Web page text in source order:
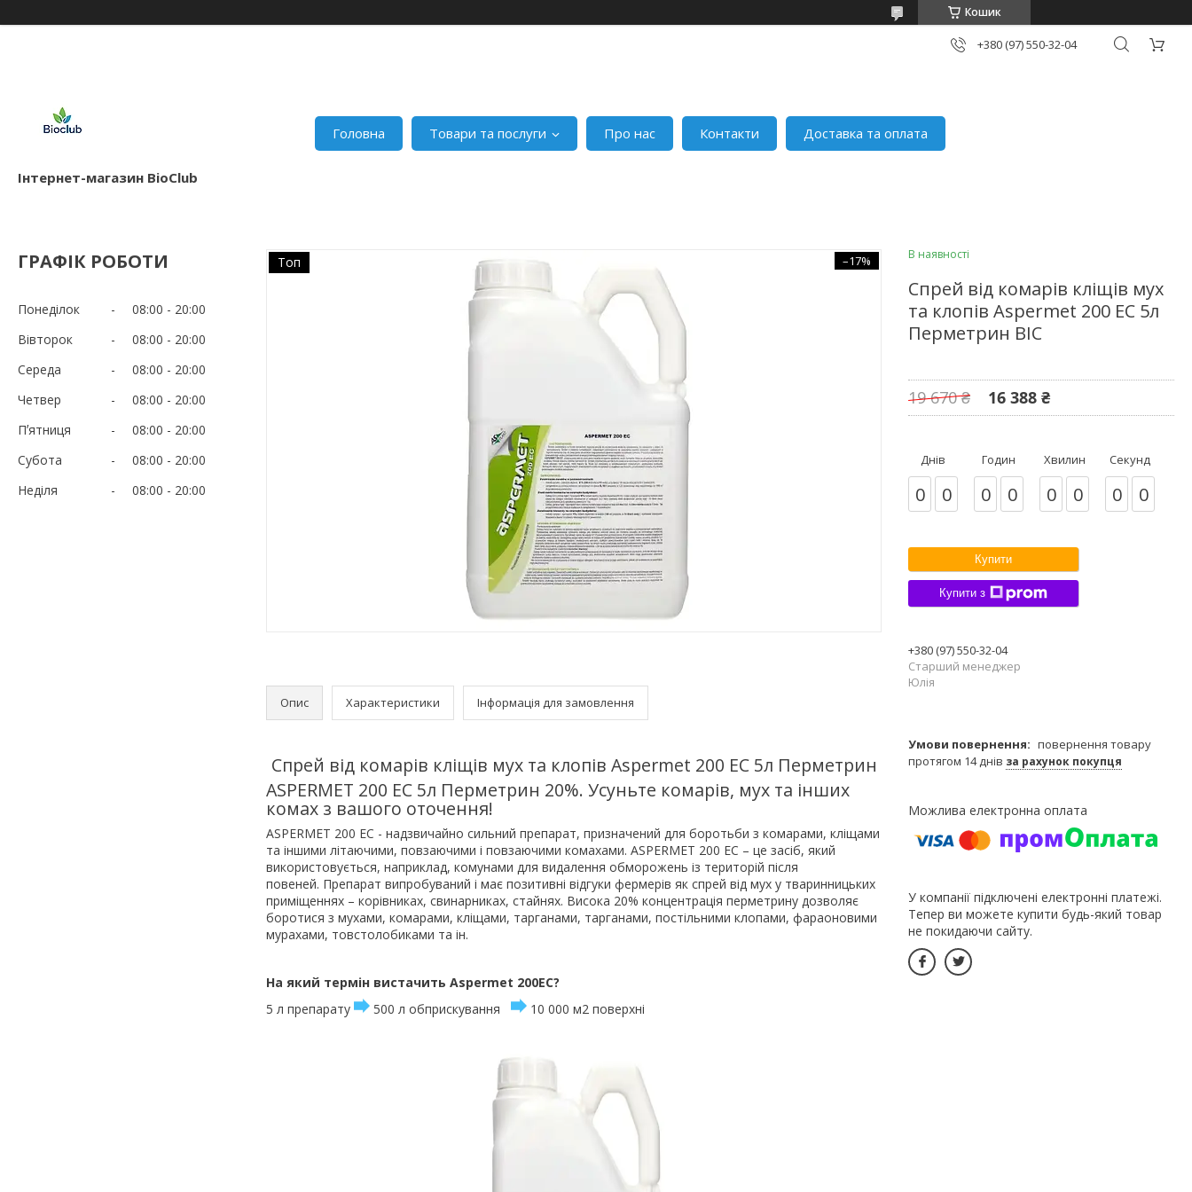
Кошик
+380 (97) 550-32-04
Інтернет-магазин BioClub
Головна Товари та послуги Про нас Контакти Доставка та оплата
ГРАФІК РОБОТИ
Понеділок 08:00
20:00
Вівторок
08:00
20:00
Середа
08:00
20:00
Четвер
08:00
20:00
Пʼятниця
08:00
20:00
Субота
08:00
20:00
Неділя
08:00 20:00
Топ –17%
Опис Характеристики Інформація для замовлення
Спрей від комарів кліщів мух та клопів Aspermet 200 EC 5л Перметрин
ASPERMET 200 EC 5л Перметрин 20%. Усуньте комарів, мух та інших
комах з вашого оточення!
ASPERMET 200 EC - надзвичайно сильний препарат, призначений для боротьби з комарами, кліщами
та іншими літаючими, повзаючими і повзаючими комахами. ASPERMET 200 EC – це засіб, який
використовується, наприклад, комунами для видалення обморожень із територій після
повеней. Препарат випробуваний і має позитивні відгуки фермерів як спрей від мух у тваринницьких
приміщеннях – корівниках, свинарниках, стайнях. Висока 20% концентрація перметрину дозволяє
боротися з мухами, комарами, кліщами, тарганами, тарганами, постільними клопами, фараоновими
мурахами, товстолобиками та ін.
На який термін вистачить Aspermet 200EC?
5 л препарату
500 л обприскування 10 000 м2 поверхні
В наявності
Спрей від комарів кліщів мух
та клопів Aspermet 200 EC 5л
Перметрин BIC
19 670 ₴ 16 388 ₴
Днів
0 0
Годин
0 0
Хвилин
0 0
Секунд
0 0
Купити
Купити з
+380 (97) 550-32-04
Старший менеджер
Юлія
повернення товару
протягом 14 днів за рахунок покупця
У компанії підключені електронні платежі.
Тепер ви можете купити будь-який товар
не покидаючи сайту.